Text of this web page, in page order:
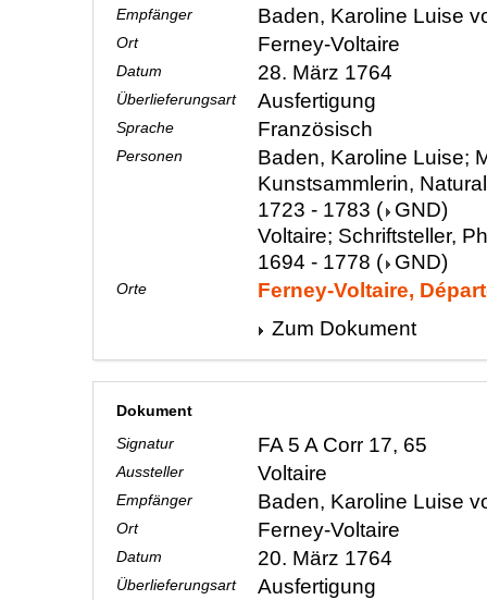
Empfänger Baden, Karoline Luise
Ort Ferney-Voltaire
Datum 28. März 1764
Überlieferungsart Ausfertigung
Sprache Französisch
Personen
Baden, Karoline Luise;
Kunstsammlerin,
1723 - 1783 ( GND)
Voltaire; Schriftsteller,
1694 - 1778 ( GND)
Orte
Ferney-Voltaire,
Zum Dokument
Dokument
Signatur
FA 5 A Corr 17, 65
Aussteller Voltaire
Empfänger Baden, Karoline Luise
Ort Ferney-Voltaire
Datum 20. März 1764
Überlieferungsart Ausfertigung